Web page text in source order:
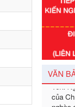
VĂN
Số
Tên:
của
nghèo
2026 -
Ngày